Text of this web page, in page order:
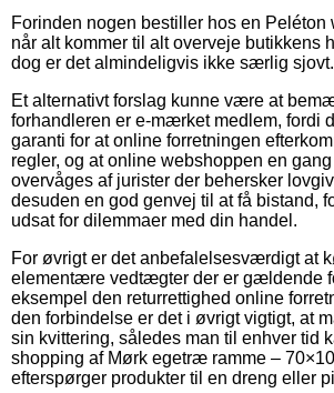
Forinden nogen bestiller hos en Peléton
når alt kommer til alt overveje butikkens
dog er det almindeligvis ikke særlig sjovt.
Et alternativt forslag kunne være at
forhandleren er e-mærket medlem, fordi
garanti for at online forretningen
regler, og at online webshoppen en
overvåges af jurister der behersker
desuden en god genvej til at få bistand,
udsat for dilemmaer med din handel.
For øvrigt er det anbefalelsesværdigt at
elementære vedtægter der er gældende
eksempel den returrettighed online
den forbindelse er det i øvrigt vigtigt, at
sin kvittering, således man til enhver tid
shopping af Mørk egetræ ramme –
efterspørger produkter til en dreng eller